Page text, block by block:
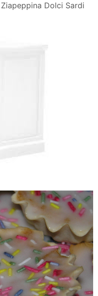
Dolci Sardi